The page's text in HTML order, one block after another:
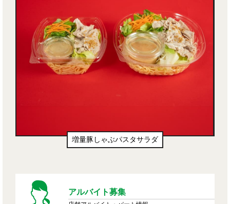
生ドーナツ（わたあめ
アルバイト募集